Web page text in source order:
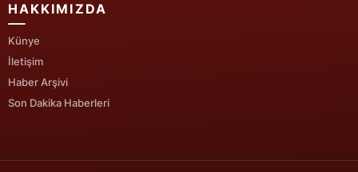
HAKKIMIZDA
Künye
İletişim
Haber Arşivi
Son Dakika Haberleri